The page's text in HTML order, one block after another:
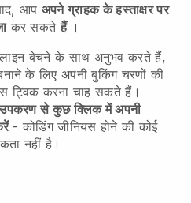
आप अपने ग्राहक के हस्ताक्षर पर
कर सकतेहैं।
बेचने के साथ अनुभव करते हैं,
के लिए अपनी बुकिंग चरणों की
करना चाह सकते हैं।
उपकरण से कुछ क्लिक में अपनी
- कोडिंग जीनियस होने की कोई
नहीं है।